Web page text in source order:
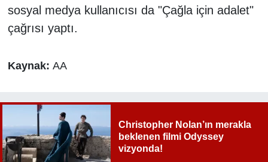
sosyal medya kullanıcısı da "Çağla için adalet"
çağrısı yaptı.
Kaynak: AA
Christopher Nolan’ın merakla
beklenen filmi Odyssey
vizyonda!